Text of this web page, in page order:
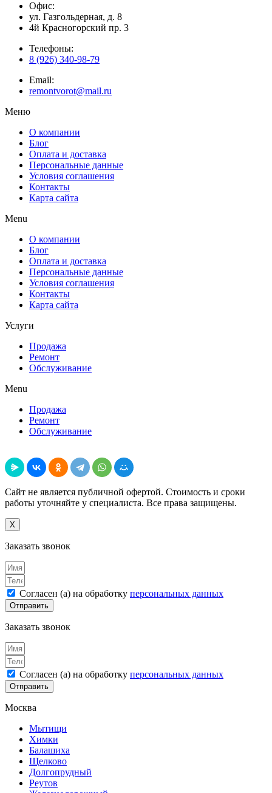
Офис:
ул. Газгольдерная, д. 8
4й Красногорский пр. 3
Телефоны:
8 (926) 340-98-79
Email:
remontvorot@mail.ru
Меню
О компании
Блог
Оплата и доставка
Персональные данные
Условия соглашения
Контакты
Карта сайта
Menu
О компании
Блог
Оплата и доставка
Персональные данные
Условия соглашения
Контакты
Карта сайта
Услуги
Продажа
Ремонт
Обслуживание
Menu
Продажа
Ремонт
Обслуживание
Сайт не является публичной офертой. Стоимость и сроки
работы уточняйте у специалиста. Все права защищены.
X
Заказать звонок
Согласен (а) на обработку персональных данных
Отправить
Заказать звонок
Согласен (а) на обработку персональных данных
Отправить
Москва
Мытищи
Химки
Балашиха
Щелково
Долгопрудный
Реутов